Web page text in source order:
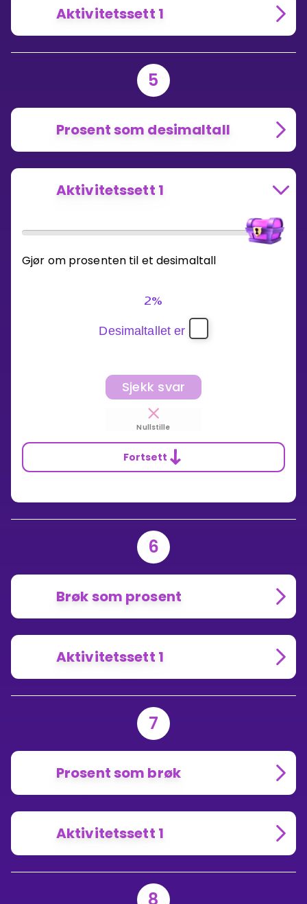
Aktivitetssett 1
5
Prosent som desimaltall
Aktivitetssett 1
Gjør om prosenten til et desimaltall
2%
Desimaltallet er
Sjekk svar
Nullstille
Fortsett
6
Brøk som prosent
Aktivitetssett 1
7
Prosent som brøk
Aktivitetssett 1